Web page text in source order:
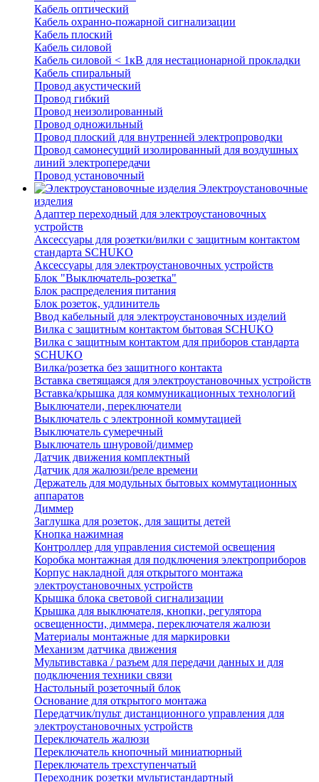
Кабель оптический
Кабель охранно-пожарной сигнализации
Кабель плоский
Кабель силовой
Кабель силовой < 1кВ для нестационарной прокладки
Кабель спиральный
Провод акустический
Провод гибкий
Провод неизолированный
Провод одножильный
Провод плоский для внутренней электропроводки
Провод самонесущий изолированный для воздушных
линий электропередачи
Провод установочный
Электроустановочные
изделия
Адаптер переходный для электроустановочных
устройств
Аксессуары для розетки/вилки с защитным контактом
стандарта SCHUKO
Аксессуары для электроустановочных устройств
Блок "Выключатель-розетка"
Блок распределения питания
Блок розеток, удлинитель
Ввод кабельный для электроустановочных изделий
Вилка с защитным контактом бытовая SCHUKO
Вилка с защитным контактом для приборов стандарта
SCHUKO
Вилка/розетка без защитного контакта
Вставка светящаяся для электроустановочных устройств
Вставка/крышка для коммуникационных технологий
Выключатели, переключатели
Выключатель с электронной коммутацией
Выключатель сумеречный
Выключатель шнуровой/диммер
Датчик движения комплектный
Датчик для жалюзи/реле времени
Держатель для модульных бытовых коммутационных
аппаратов
Диммер
Заглушка для розеток, для защиты детей
Кнопка нажимная
Контроллер для управления системой освещения
Коробка монтажная для подключения электроприборов
Корпус накладной для открытого монтажа
электроустановочных устройств
Крышка блока световой сигнализации
Крышка для выключателя, кнопки, регулятора
освещенности, диммера, переключателя жалюзи
Материалы монтажные для маркировки
Механизм датчика движения
Мультивставка / разъем для передачи данных и для
подключения техники связи
Настольный розеточный блок
Основание для открытого монтажа
Передатчик/пульт дистанционного управления для
электроустановочных устройств
Переключатель жалюзи
Переключатель кнопочный миниатюрный
Переключатель трехступенчатый
Переходник розетки мультистандартный